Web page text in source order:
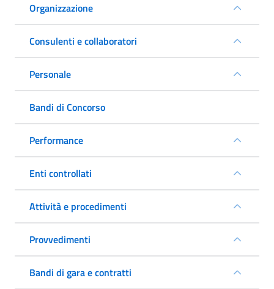
Organizzazione
Consulenti e collaboratori
Personale
Bandi di Concorso
Performance
Enti controllati
Attività e procedimenti
Provvedimenti
Bandi di gara e contratti